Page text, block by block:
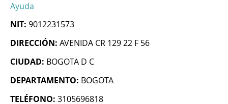
Ayuda
NIT: 9012231573
DIRECCIÓN: AVENIDA CR 129 22 F 56
CIUDAD: BOGOTA D C
DEPARTAMENTO: BOGOTA
TELÉFONO: 3105696818